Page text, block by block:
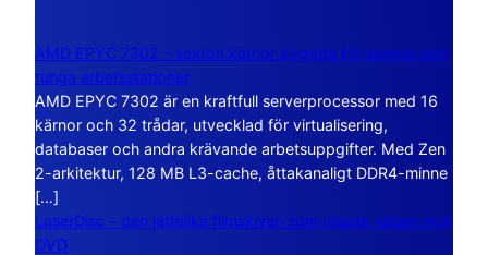
AMD EPYC 7302 – sexton kärnor byggda för servrar och
tunga arbetsstationer
AMD EPYC 7302 är en kraftfull serverprocessor med 16
kärnor och 32 trådar, utvecklad för virtualisering,
databaser och andra krävande arbetsuppgifter. Med Zen
2-arkitektur, 128 MB L3-cache, åttakanaligt DDR4-minne
[…]
LaserDisc – den jättelika filmskivan som visade vägen mot
DVD